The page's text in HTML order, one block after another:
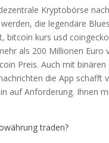
Kryptobörse
die legendäre
bitcoin kurs usd
als 200 Millionen
Preis. Auch mit
die App
auf Anforderung. Ihnen
traden?